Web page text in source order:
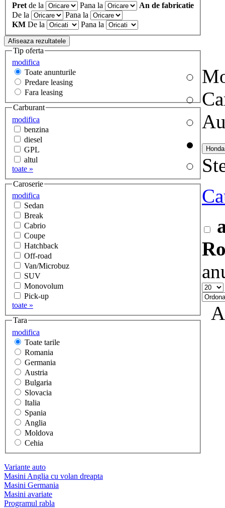
Pret de la Pana la
An de fabricatie
De la
Pana la
KM De la Pana la
modifica
Tip oferta
Toate anunturile
Predare leasing
Fara leasing
modifica
Carburant
benzina
diesel
GPL
altul
toate »
modifica
Caroserie
Sedan
Break
Cabrio
Coupe
Hatchback
Off-road
Van/Microbuz
SUV
Monovolum
Pick-up
toate »
modifica
Tara
Toate tarile
Romania
Germania
Austria
Bulgaria
Slovacia
Italia
Spania
Anglia
Moldova
Cehia
Variante auto
Masini Anglia cu volan dreapta
Masini Germania
Masini avariate
Programul rabla